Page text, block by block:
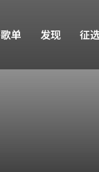
歌单 发现 征